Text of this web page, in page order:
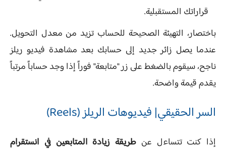
قراراتك المستقبلية.
باختصار، التهيئة الصحيحة للحساب تزيد من معدل التحويل.
عندما يصل زائر جديد إلى حسابك بعد مشاهدة فيديو ريلز
ناجح، سيقوم بالضغط على زر "متابعة" فوراً إذا وجد حساباً مرتباً
يقدم قيمة واضحة.
السر الحقيقي| فيديوهات الريلز (Reels)
إذا كنت تتساءل عن طريقة زيادة المتابعين في انستقرام